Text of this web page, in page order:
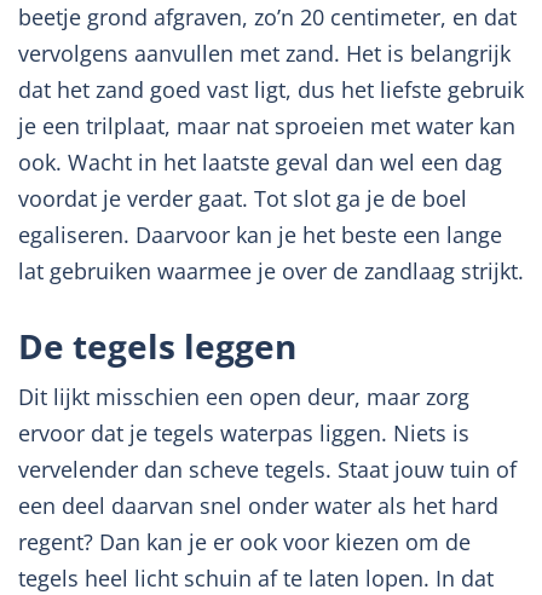
beetje grond afgraven, zo’n 20 centimeter, en dat
vervolgens aanvullen met zand. Het is belangrijk
dat het zand goed vast ligt, dus het liefste gebruik
je een trilplaat, maar nat sproeien met water kan
ook. Wacht in het laatste geval dan wel een dag
voordat je verder gaat. Tot slot ga je de boel
egaliseren. Daarvoor kan je het beste een lange
lat gebruiken waarmee je over de zandlaag strijkt.
De tegels leggen
Dit lijkt misschien een open deur, maar zorg
ervoor dat je tegels waterpas liggen. Niets is
vervelender dan scheve tegels. Staat jouw tuin of
een deel daarvan snel onder water als het hard
regent? Dan kan je er ook voor kiezen om de
tegels heel licht schuin af te laten lopen. In dat